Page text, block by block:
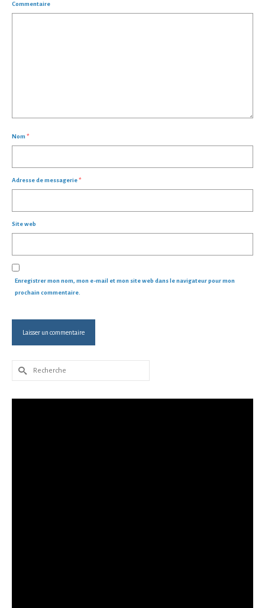
Commentaire
Nom *
Adresse de messagerie*
Site web
Enregistrer mon nom, mon e-mail et mon site web dans le navigateur pour mon
prochain commentaire.
Rechercher :